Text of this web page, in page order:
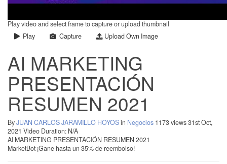
Play video and select frame to capture or upload thumbnail
Play
Capture Upload Own Image
AI MARKETING
PRESENTACIÓN
RESUMEN 2021
ByJUAN CARLOS JARAMILLO HOYOSin Negocios 1173 views31st Oct,
2021 Video Duration: N/A
AI MARKETING PRESENTACIÓN RESUMEN 2021
MarketBot ¡Gane hasta un 35% de reembolso!